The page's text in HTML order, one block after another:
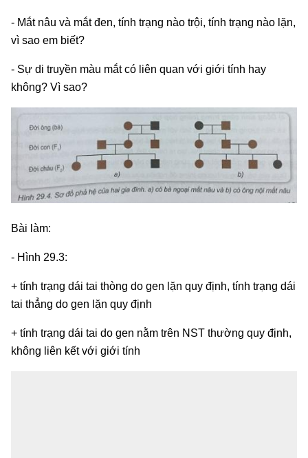
- Mắt nâu và mắt đen, tính trạng nào trội, tính trạng nào lặn,
vì sao em biết?
- Sự di truyền màu mắt có liên quan với giới tính hay
không? Vì sao?
Bài làm:
- Hình 29.3:
+ tính trạng dái tai thòng do gen lặn quy định, tính trạng dái
tai thẳng do gen lặn quy định
+ tính trạng dái tai do gen nằm trên NST thường quy định,
không liên kết với giới tính